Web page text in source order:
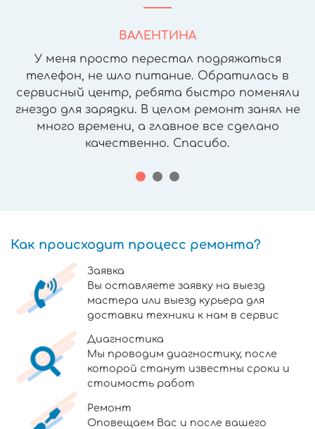
ВАЛЕНТИНА
У меня просто перестал подряжаться
телефон, не шло питание. Обратилась в
сервисный центр, ребята быстро поменяли
гнездо для зарядки. В целом ремонт занял не
много времени, а главное все сделано
качественно. Спасибо.
Как происходит процесс ремонта?
Заявка
Вы оставляете заявку на выезд
мастера или выезд курьера для
доставки техники к нам в сервис
Диагностика
Мы проводим диагностику, после
которой станут известны сроки и
стоимость работ
Ремонт
Оповещаем Вас и после вашего